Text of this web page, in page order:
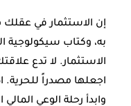
إن الاستثمار في
به، وكتاب سيكولوجية
الاستثمار. لا تدع
اجعلها مصدراً
وابدأ رحلة الوعي